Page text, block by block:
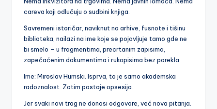
careva koji odlučuju o sudbini knjiga.
Savremeni istoričar, naviknut na arhive, fusnote i tišinu
biblioteka, nailazi na ime koje se pojavljuje tamo gde ne
bi smelo – u fragmentima, precrtanim zapisima,
zapečaćenim dokumentima i rukopisima bez porekla.
Ime: Miroslav Humski. Isprva, to je samo akademska
radoznalost. Zatim postaje opsesija.
Jer svaki novi trag ne donosi odgovore, već nova pitanja.